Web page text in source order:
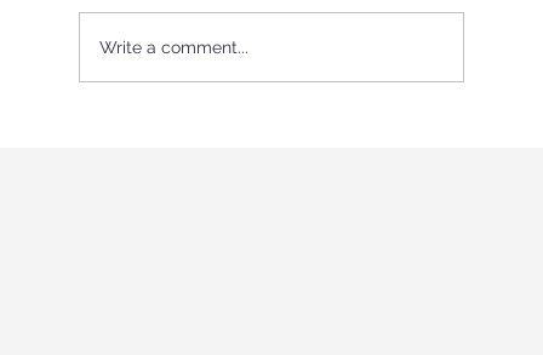
Վարդավառ Փառատոն
Write a comment...